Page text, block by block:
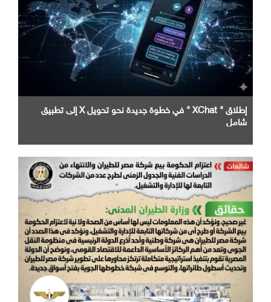
إطلاق " XChat " في خطوة جديدة نحو تحويل X إلى تطبيق
شامل